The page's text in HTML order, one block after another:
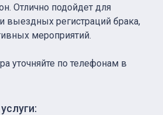
Отлично подойдет для
выездных регистраций брака,
мероприятий.
уточняйте по телефонам в